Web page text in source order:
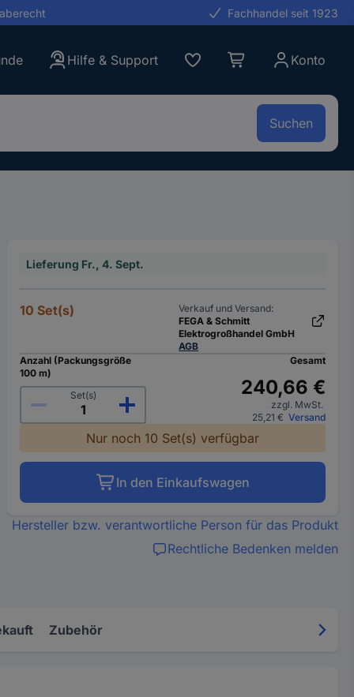
Fachhandel seit 1923
Hilfe & Support Konto
Suchen
Lieferung Fr., 4. Sept.
10 Set(s)
Verkauf und Versand:
FEGA & Schmitt
Elektrogroßhandel GmbH
AGB
Anzahl (Packungsgröße
100 m)
Set(s)
Gesamt
240,66 €
zzgl. MwSt.
25,21 € Versand
Nur noch 10 Set(s) verfügbar
In den Einkaufswagen
Hersteller bzw. verantwortliche Person für das Produkt
Rechtliche Bedenken melden
Zubehör